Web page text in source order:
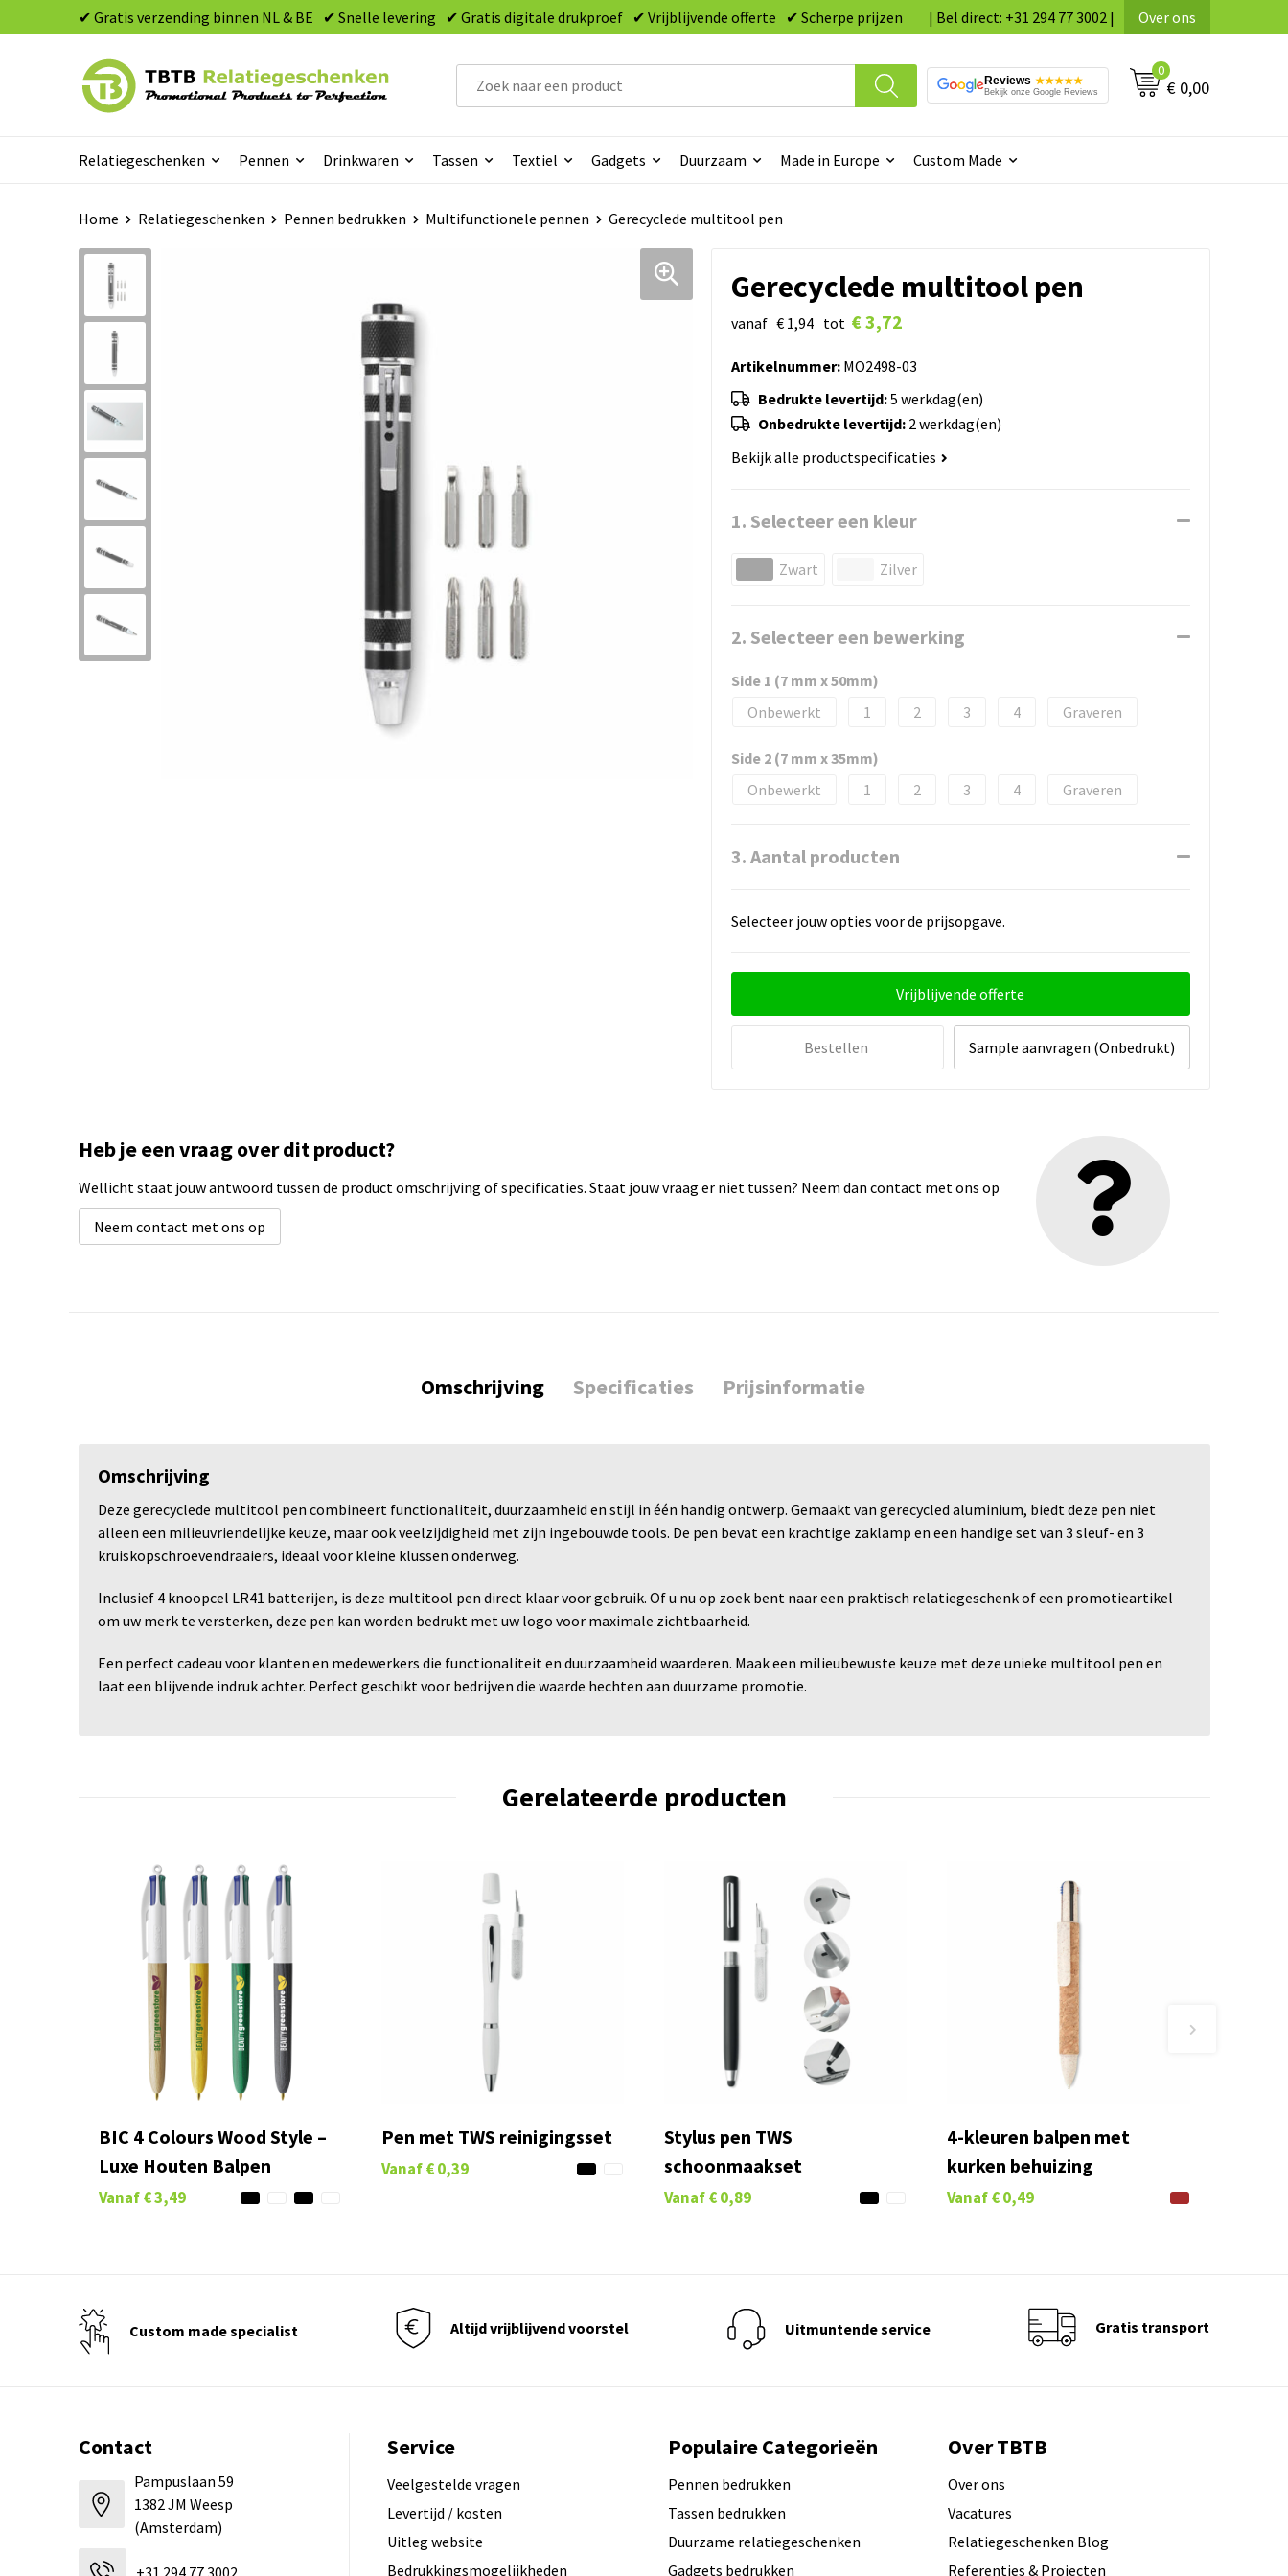
✔ Gratis verzending binnen NL & BE ✔ Snelle levering ✔ Gratis digitale drukproef ✔ Vrijblijvende offerte ✔ Scherpe prijzen | Bel direct: +31 294 77 3002 | Over ons
Reviews ★★★★★
Bekijk onze Google Reviews
0
€ 0,00
Relatiegeschenken Pennen Drinkwaren Tassen Textiel Gadgets Duurzaam Made in Europe Custom Made
Home Relatiegeschenken Pennen bedrukken Multifunctionele pennen Gerecyclede multitool pen
Gerecyclede multitool pen
vanaf € 1,94 tot € 3,72
Artikelnummer:MO2498-03
Bedrukte levertijd:5 werkdag(en)
Onbedrukte levertijd: 2 werkdag(en)
Bekijk alle productspecificaties
1. Selecteer een kleur
Zwart Zilver
2. Selecteer een bewerking
Side 1 (7 mm x 50mm)
Onbewerkt
1 2 3 4 Graveren
Side 2 (7 mm x 35mm)
Onbewerkt
1 2 3 4 Graveren
3. Aantal producten
Selecteer jouw opties voor de prijsopgave.
Vrijblijvende offerte
Bestellen Sample aanvragen (Onbedrukt)
Heb je een vraag over dit product?
Wellicht staat jouw antwoord tussen de product omschrijving of specificaties. Staat jouw vraag er niet tussen? Neem dan contact met ons op
Neem contact met ons op
Omschrijving Specificaties Prijsinformatie
Omschrijving
Deze gerecyclede multitool pen combineert functionaliteit, duurzaamheid en stijl in één handig ontwerp. Gemaakt van gerecycled aluminium, biedt deze pen niet
alleen een milieuvriendelijke keuze, maar ook veelzijdigheid met zijn ingebouwde tools. De pen bevat een krachtige zaklamp en een handige set van 3 sleuf- en 3
kruiskopschroevendraaiers, ideaal voor kleine klussen onderweg.
Inclusief 4 knoopcel LR41 batterijen, is deze multitool pen direct klaar voor gebruik. Of u nu op zoek bent naar een praktisch relatiegeschenk of een promotieartikel
om uw merk te versterken, deze pen kan worden bedrukt met uw logo voor maximale zichtbaarheid.
Een perfect cadeau voor klanten en medewerkers die functionaliteit en duurzaamheid waarderen. Maak een milieubewuste keuze met deze unieke multitool pen en
laat een blijvende indruk achter. Perfect geschikt voor bedrijven die waarde hechten aan duurzame promotie.
Gerelateerde producten
BIC 4 Colours Wood Style –
Luxe Houten Balpen
Vanaf € 3,49
Pen met TWS reinigingsset
Vanaf€ 0,39
Stylus pen TWS
schoonmaakset
Vanaf€ 0,89
4-kleuren balpen met
kurken behuizing
Vanaf€ 0,49
Custom made specialist Altijd vrijblijvend voorstel Uitmuntende service Gratis transport
Contact
Pampuslaan 59
1382 JM Weesp
(Amsterdam)
Service
Veelgestelde vragen
Levertijd / kosten
Uitleg website
Bedrukkingsmogelijkheden
Populaire Categorieën
Pennen bedrukken
Tassen bedrukken
Duurzame relatiegeschenken
Gadgets bedrukken
Over TBTB
Over ons
Vacatures
Relatiegeschenken Blog
Referenties & Projecten